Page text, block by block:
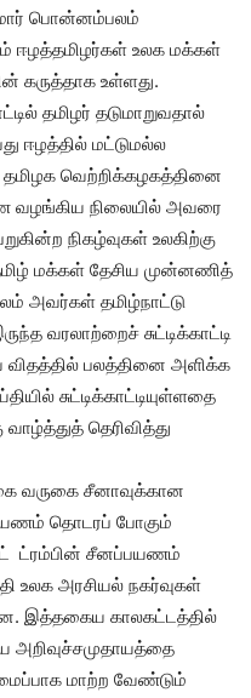
பொன்னம்பலம்
ஈழத்தமிழர்கள் உலக மக்கள்
கருத்தாக உள்ளது.
தமிழர் தடுமாறுவதால்
ஈழத்தில் மட்டுமல்ல
வெற்றிக்கழகத்தினை
நிலையில் அவரை
நிகழ்வுகள் உலகிற்கு
மக்கள் தேசிய முன்னணித்
அவர்கள் தமிழ்நாட்டு
வரலாற்றைச் சுட்டிக்காட்டி
பலத்தினை அளிக்க
சுட்டிக்காட்டியுள்ளதை
தெரிவித்து
வருகை சீனாவுக்கான
தொடரப் போகும்
ட்ரம்பின் சீனப்பயணம்
உலக அரசியல் நகர்வுகள்
இத்தகைய காலகட்டத்தில்
அறிவுச்சமுதாயத்தை
மாற்ற வேண்டும்